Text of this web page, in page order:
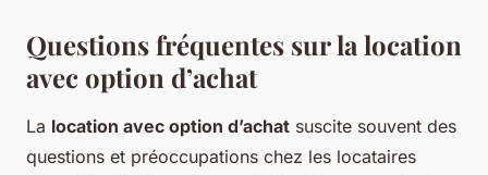
Questions fréquentes sur la location
avec option d’achat
La location avec option d’achat suscite souvent des
questions et préoccupations chez les locataires